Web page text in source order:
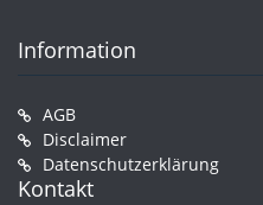
Information
AGB
Disclaimer
Datenschutzerklärung
Kontakt